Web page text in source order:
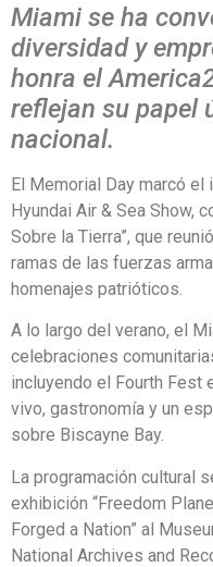
Miami se ha
diversidad y
honra el
reflejan su papel
nacional.
El Memorial Day marcó
Hyundai Air & Sea Show,
Sobre la Tierra”, que
ramas de las fuerzas
homenajes patrióticos.
A lo largo del verano, el
celebraciones
incluyendo el Fourth Fest
vivo, gastronomía y un
sobre Biscayne Bay.
La programación cultural
exhibición “Freedom
Forged a Nation” al
National Archives and